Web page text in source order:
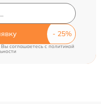
Вы соглашаетесь cполитикой